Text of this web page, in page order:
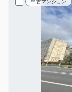
中古マンション